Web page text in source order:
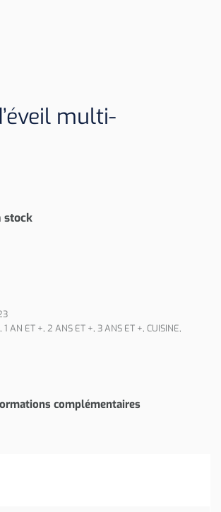
multi-
stock
, 1 AN ET +, 2 ANS ET +, 3 ANS ET +, CUISINE,
complémentaires